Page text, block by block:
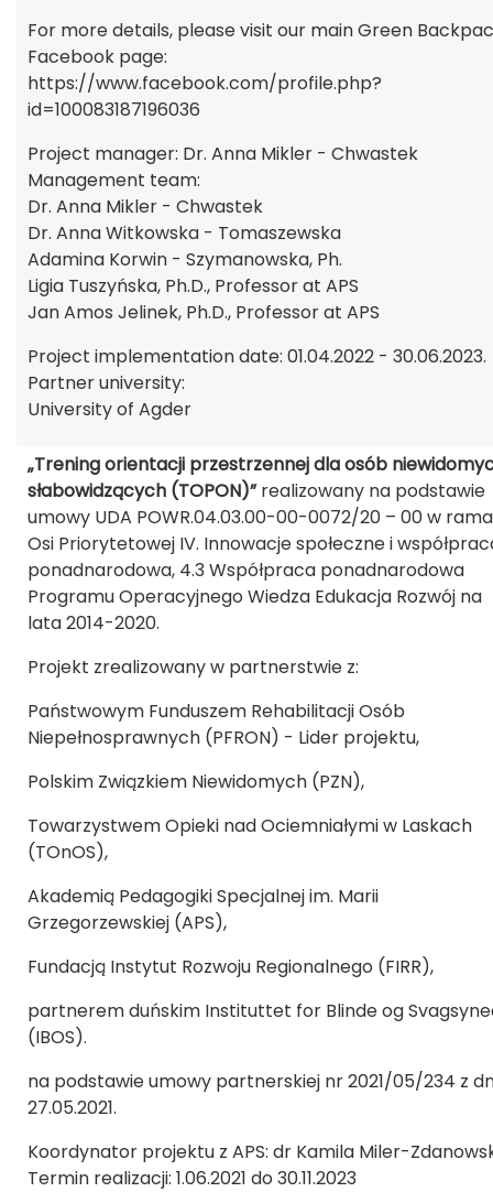
For more details, please visit our main Green
Facebook page:
https://www.facebook.com/profile.php?
id=100083187196036
Project manager: Dr. Anna Mikler - Chwastek
Management team:
Dr. Anna Mikler - Chwastek
Dr. Anna Witkowska - Tomaszewska
Adamina Korwin - Szymanowska, Ph.
Ligia Tuszyńska, Ph.D., Professor at APS
Jan Amos Jelinek, Ph.D., Professor at APS
Project implementation date: 01.04.2022 - 30.06.2023.
Partner university:
University of Agder
„Trening orientacji przestrzennej dla osób
słabowidzących (TOPON)”realizowany na podstawie
umowy UDA POWR.04.03.00-00-0072/20 – 00 w
Osi Priorytetowej IV. Innowacje społeczne i
ponadnarodowa, 4.3 Współpraca ponadnarodowa
Programu Operacyjnego Wiedza Edukacja Rozwój na
lata 2014-2020.
Projekt zrealizowany w partnerstwie z:
Państwowym Funduszem Rehabilitacji Osób
Niepełnosprawnych (PFRON) - Lider projektu,
Polskim Związkiem Niewidomych (PZN),
Towarzystwem Opieki nad Ociemniałymi w Laskach
(TOnOS),
Akademią Pedagogiki Specjalnej im. Marii
Grzegorzewskiej (APS),
Fundacją Instytut Rozwoju Regionalnego (FIRR),
partnerem duńskim Instituttet for Blinde og
(IBOS).
na podstawie umowy partnerskiej nr 2021/05/234 z
27.05.2021.
Koordynator projektu z APS: dr Kamila Miler-
Termin realizacji: 1.06.2021 do 30.11.2023